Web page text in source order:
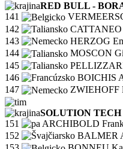
RED BULL -
141
142
CATTANEO
143
HERZOG
144
MOSCON
145
146
BOICHIS
147
ZWIEHOFF
SOLUTION
151
ARCHIBOLD
152
BALMER